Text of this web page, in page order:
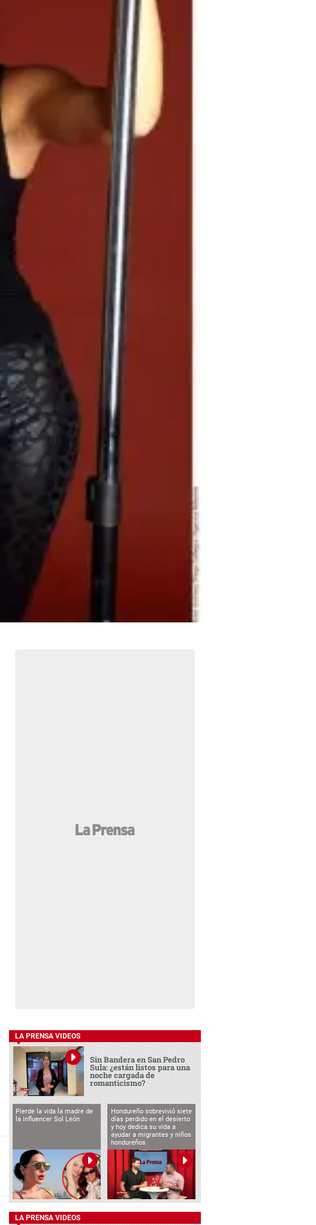
LA PRENSA VIDEOS
Sin Bandera en San Pedro
Sula: ¿están listos para una
noche cargada de
romanticismo?
Pierde la vida la madre de
la influencer Sol León
Hondureño sobrevivió siete
días perdido en el desierto
y hoy dedica su vida a
ayudar a migrantes y niños
hondureños
LA PRENSA VIDEOS